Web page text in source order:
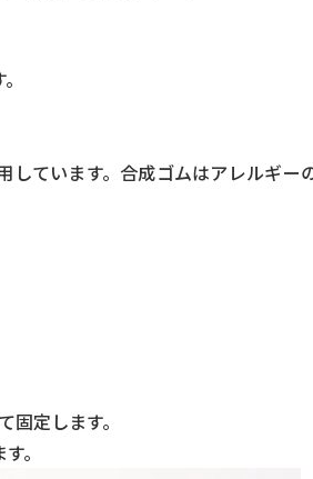
ています。合成ゴムはアレルギ
定します。
。